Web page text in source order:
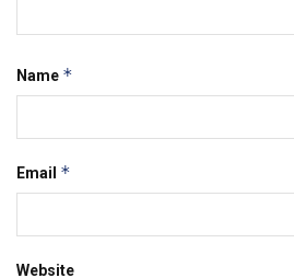
Name *
Email *
Website